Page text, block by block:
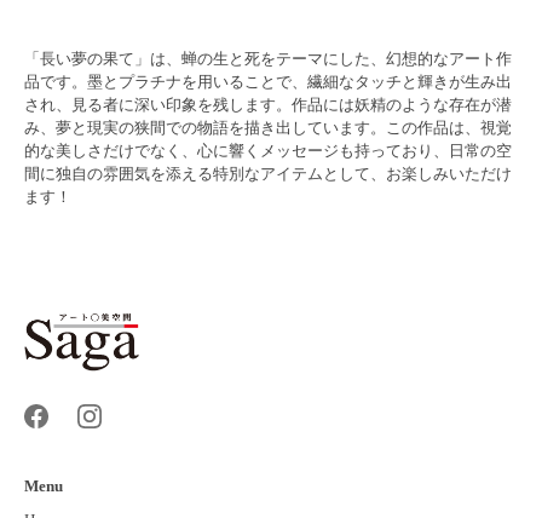
「長い夢の果て」は、蝉の生と死をテーマにした、幻想的なアート作
品です。墨とプラチナを用いることで、繊細なタッチと輝きが生み出
され、見る者に深い印象を残します。作品には妖精のような存在が潜
み、夢と現実の狭間での物語を描き出しています。この作品は、視覚
的な美しさだけでなく、心に響くメッセージも持っており、日常の空
間に独自の雰囲気を添える特別なアイテムとして、お楽しみいただけ
ます！
Menu